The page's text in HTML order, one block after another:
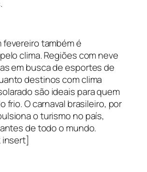
fevereiro também é
clima. Regiões com neve
em busca de esportes de
destinos com clima
são ideais para quem
frio. O carnaval brasileiro, por
o turismo no país,
de todo o mundo.
insert]